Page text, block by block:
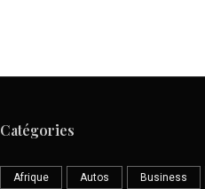
Catégories
Afrique Autos Business